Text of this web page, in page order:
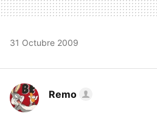
31 Octubre 2009
Remo